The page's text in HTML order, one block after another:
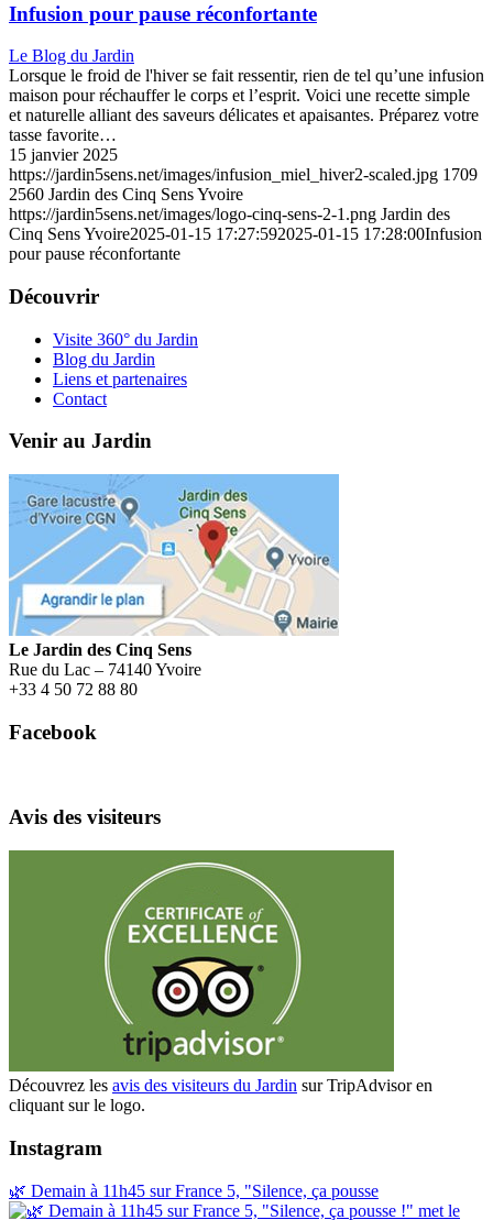
Infusion pour pause réconfortante
Le Blog du Jardin
Lorsque le froid de l'hiver se fait ressentir, rien de tel qu’une infusion
maison pour réchauffer le corps et l’esprit. Voici une recette simple
et naturelle alliant des saveurs délicates et apaisantes. Préparez votre
tasse favorite…
15 janvier 2025
https://jardin5sens.net/images/infusion_miel_hiver2-scaled.jpg 1709
2560 Jardin des Cinq Sens Yvoire
https://jardin5sens.net/images/logo-cinq-sens-2-1.png Jardin des
Cinq Sens Yvoire2025-01-15 17:27:592025-01-15 17:28:00Infusion
pour pause réconfortante
Découvrir
Visite 360° du Jardin
Blog du Jardin
Liens et partenaires
Contact
Venir au Jardin
Le Jardin des Cinq Sens
Rue du Lac – 74140 Yvoire
+33 4 50 72 88 80
Facebook
Avis des visiteurs
Découvrez les avis des visiteurs du Jardin sur TripAdvisor en
cliquant sur le logo.
Instagram
🌿 Demain à 11h45 sur France 5, "Silence, ça pousse